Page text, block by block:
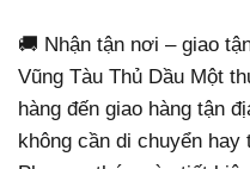
🚚 Nhận tận nơi – giao
Vũng Tàu Thủ Dầu Một
hàng đến giao hàng tận
không cần di chuyển